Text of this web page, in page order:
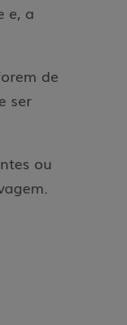
e, a
de
ser
ou